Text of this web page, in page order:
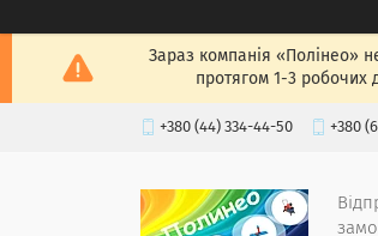
Зараз компанія «Полінео»
протягом 1-3 робочих
+380 (44) 334-44-50 +380